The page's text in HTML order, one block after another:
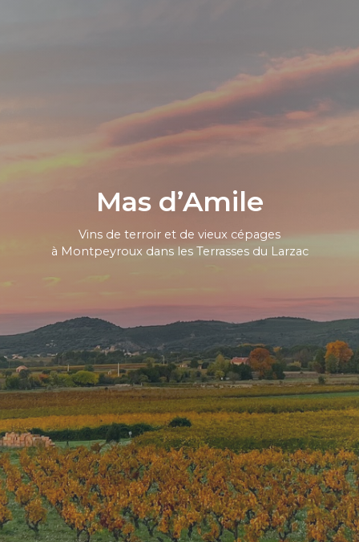
Mas d’Amile
Vins de terroir et de vieux cépages
à Montpeyroux dans les Terrasses du Larzac